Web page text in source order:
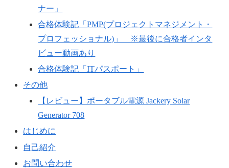
ナー」
合格体験記「PMP(プロジェクトマネジメント・
プロフェッショナル)」 ※最後に合格者インタ
ビュー動画あり
合格体験記「ITパスポート」
その他
【レビュー】ポータブル電源 Jackery Solar
Generator 708
はじめに
自己紹介
お問い合わせ